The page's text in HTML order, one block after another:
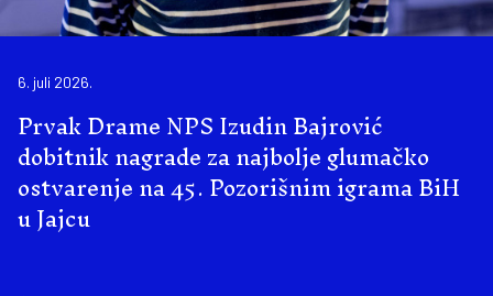
6. juli 2026.
Prvak Drame NPS Izudin Bajrović
dobitnik nagrade za najbolje glumačko
ostvarenje na 45. Pozorišnim igrama BiH
u Jajcu